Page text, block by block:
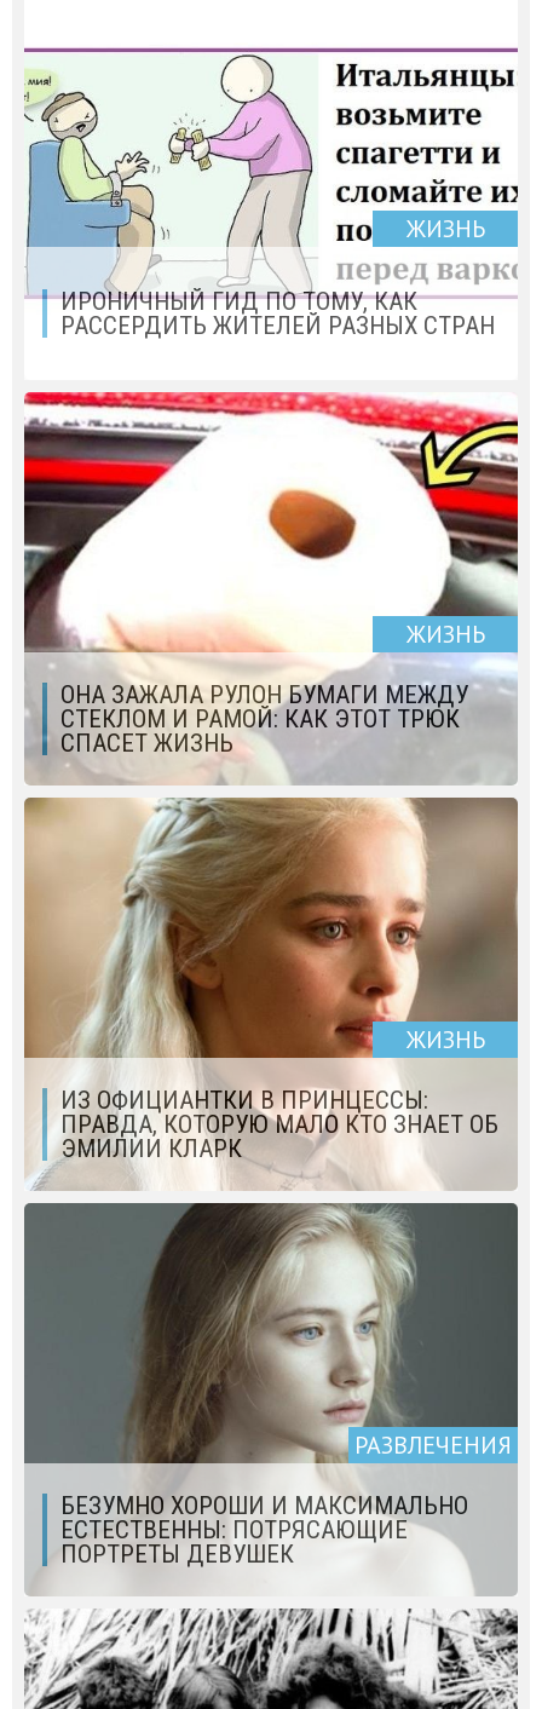
ЖИЗНЬ
ИРОНИЧНЫЙ ГИД ПО ТОМУ, КАК
РАССЕРДИТЬ ЖИТЕЛЕЙ РАЗНЫХ СТРАН
ЖИЗНЬ
ОНА ЗАЖАЛА РУЛОН БУМАГИ МЕЖДУ
СТЕКЛОМ И РАМОЙ: КАК ЭТОТ ТРЮК
СПАСЕТ ЖИЗНЬ
ЖИЗНЬ
ИЗ ОФИЦИАНТКИ В ПРИНЦЕССЫ:
ПРАВДА, КОТОРУЮ МАЛО КТО ЗНАЕТ ОБ
ЭМИЛИИ КЛАРК
РАЗВЛЕЧЕНИЯ
БЕЗУМНО ХОРОШИ И МАКСИМАЛЬНО
ЕСТЕСТВЕННЫ: ПОТРЯСАЮЩИЕ
ПОРТРЕТЫ ДЕВУШЕК